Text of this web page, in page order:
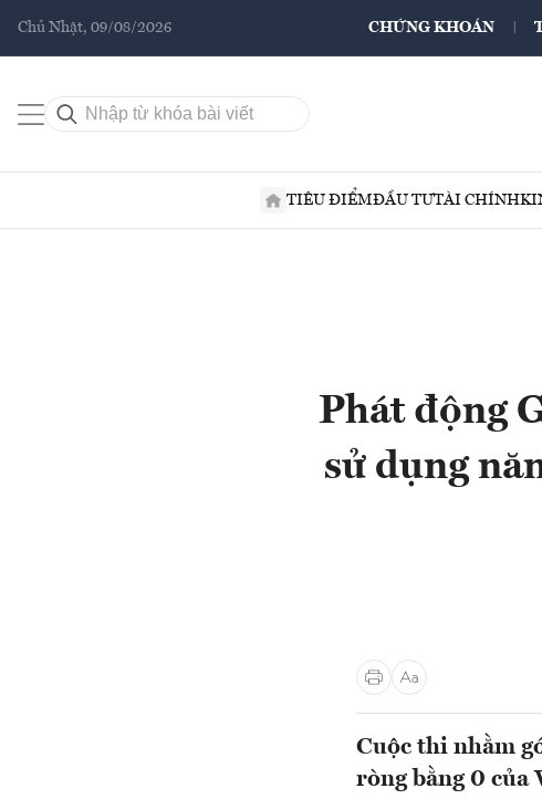
Chủ Nhật, 09/08/2026 CHỨNG KHOÁN
TIÊU ĐIỂMĐẦU TƯTÀI CHÍNH
Phát động
sử dụng
Cuộc thi nhằm
ròng bằng 0 của